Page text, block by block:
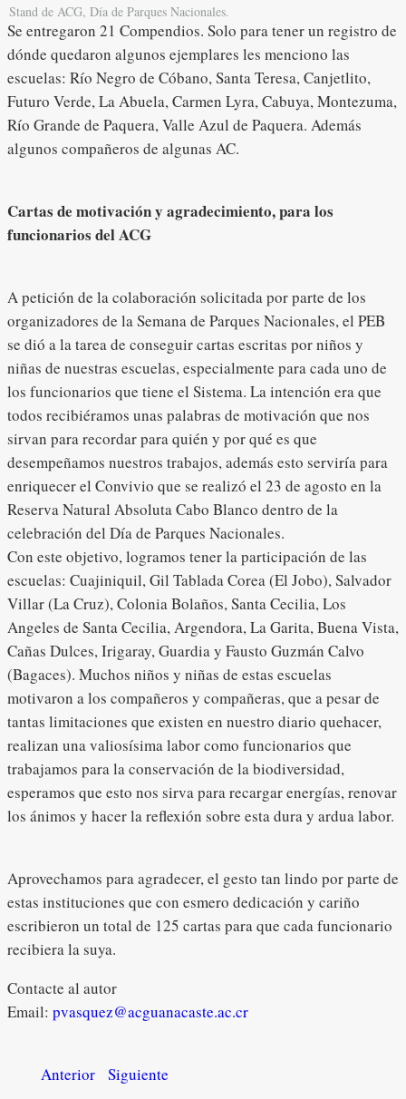
Stand de ACG, Día de Parques Nacionales.
Se entregaron 21 Compendios. Solo para tener un registro de
dónde quedaron algunos ejemplares les menciono las
escuelas: Río Negro de Cóbano, Santa Teresa, Canjetlito,
Futuro Verde, La Abuela, Carmen Lyra, Cabuya, Montezuma,
Río Grande de Paquera, Valle Azul de Paquera. Además
algunos compañeros de algunas AC.
Cartas de motivación y agradecimiento, para los
funcionarios del ACG
A petición de la colaboración solicitada por parte de los
organizadores de la Semana de Parques Nacionales, el PEB
se dió a la tarea de conseguir cartas escritas por niños y
niñas de nuestras escuelas, especialmente para cada uno de
los funcionarios que tiene el Sistema. La intención era que
todos recibiéramos unas palabras de motivación que nos
sirvan para recordar para quién y por qué es que
desempeñamos nuestros trabajos, además esto serviría para
enriquecer el Convivio que se realizó el 23 de agosto en la
Reserva Natural Absoluta Cabo Blanco dentro de la
celebración del Día de Parques Nacionales.
Con este objetivo, logramos tener la participación de las
escuelas: Cuajiniquil, Gil Tablada Corea (El Jobo), Salvador
Villar (La Cruz), Colonia Bolaños, Santa Cecilia, Los
Angeles de Santa Cecilia, Argendora, La Garita, Buena Vista,
Cañas Dulces, Irigaray, Guardia y Fausto Guzmán Calvo
(Bagaces). Muchos niños y niñas de estas escuelas
motivaron a los compañeros y compañeras, que a pesar de
tantas limitaciones que existen en nuestro diario quehacer,
realizan una valiosísima labor como funcionarios que
trabajamos para la conservación de la biodiversidad,
esperamos que esto nos sirva para recargar energías, renovar
los ánimos y hacer la reflexión sobre esta dura y ardua labor.
Aprovechamos para agradecer, el gesto tan lindo por parte de
estas instituciones que con esmero dedicación y cariño
escribieron un total de 125 cartas para que cada funcionario
recibiera la suya.
Contacte al autor
Email: pvasquez@acguanacaste.ac.cr
Anterior Siguiente